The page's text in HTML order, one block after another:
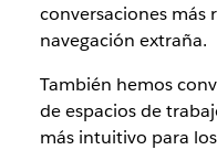
conversaciones
navegación extraña.
También hemos
de espacios de
más intuitivo para